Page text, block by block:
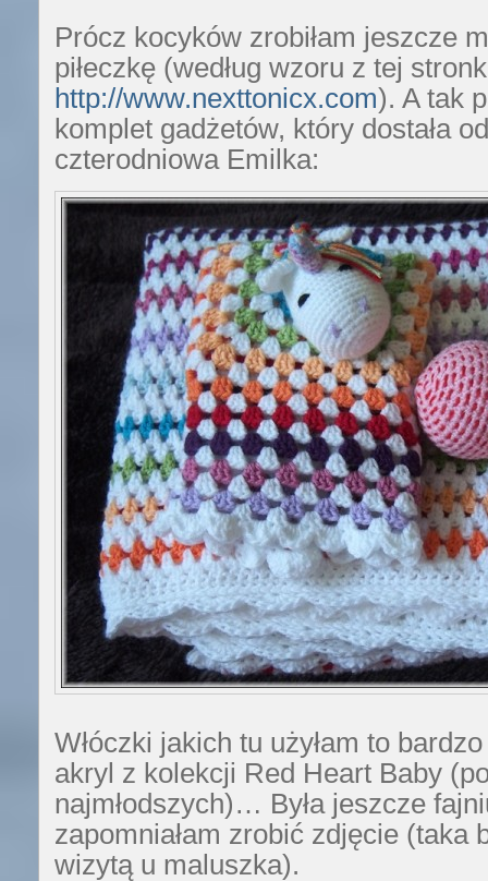
Prócz kocyków zrobiłam jeszcze
piłeczkę (według wzoru z tej
http://www.nexttonicx.com). A tak
komplet gadżetów, który dostała
czterodniowa Emilka:
Włóczki jakich tu użyłam to
akryl z kolekcji Red Heart Baby
najmłodszych)… Była jeszcze
zapomniałam zrobić zdjęcie (taka
wizytą u maluszka).